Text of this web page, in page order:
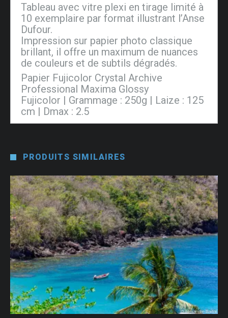
Tableau avec vitre plexi en tirage limité à
10 exemplaire par format illustrant l’Anse
Dufour.
Impression sur papier photo classique
brillant, il offre un maximum de nuances
de couleurs et de subtils dégradés.
Papier Fujicolor Crystal Archive
Professional Maxima Glossy
Fujicolor | Grammage : 250g | Laize : 125
cm | Dmax : 2.5
PRODUITS SIMILAIRES